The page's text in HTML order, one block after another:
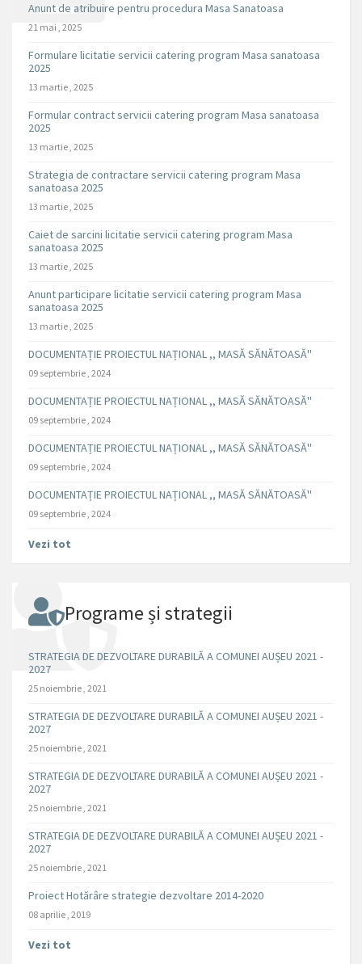
Anunt de atribuire pentru procedura Masa Sanatoasa
21 mai , 2025
Formulare licitatie servicii catering program Masa sanatoasa
2025
13 martie , 2025
Formular contract servicii catering program Masa sanatoasa
2025
13 martie , 2025
Strategia de contractare servicii catering program Masa
sanatoasa 2025
13 martie , 2025
Caiet de sarcini licitatie servicii catering program Masa
sanatoasa 2025
13 martie , 2025
Anunt participare licitatie servicii catering program Masa
sanatoasa 2025
13 martie , 2025
DOCUMENTAȚIE PROIECTUL NAȚIONAL ,, MASĂ SĂNĂTOASĂ''
09 septembrie , 2024
DOCUMENTAȚIE PROIECTUL NAȚIONAL ,, MASĂ SĂNĂTOASĂ''
09 septembrie , 2024
DOCUMENTAȚIE PROIECTUL NAȚIONAL ,, MASĂ SĂNĂTOASĂ''
09 septembrie , 2024
DOCUMENTAȚIE PROIECTUL NAȚIONAL ,, MASĂ SĂNĂTOASĂ''
09 septembrie , 2024
Vezi tot
Programe și strategii
STRATEGIA DE DEZVOLTARE DURABILĂ A COMUNEI AUȘEU 2021 -
2027
25 noiembrie , 2021
STRATEGIA DE DEZVOLTARE DURABILĂ A COMUNEI AUȘEU 2021 -
2027
25 noiembrie , 2021
STRATEGIA DE DEZVOLTARE DURABILĂ A COMUNEI AUȘEU 2021 -
2027
25 noiembrie , 2021
STRATEGIA DE DEZVOLTARE DURABILĂ A COMUNEI AUȘEU 2021 -
2027
25 noiembrie , 2021
Proiect Hotărâre strategie dezvoltare 2014-2020
08 aprilie , 2019
Vezi tot